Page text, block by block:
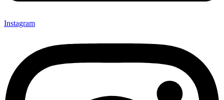
Instagram